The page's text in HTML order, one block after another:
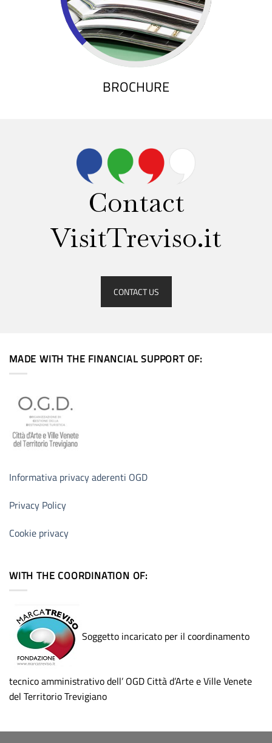
BROCHURE
Contact
VisitTreviso.it
CONTACT US
MADE WITH THE FINANCIAL SUPPORT OF:
Informativa privacy aderenti OGD
Privacy Policy
Cookie privacy
WITH THE COORDINATION OF:
Soggetto incaricato per il coordinamento
tecnico amministrativo dell’ OGD Città d’Arte e Ville Venete
del Territorio Trevigiano